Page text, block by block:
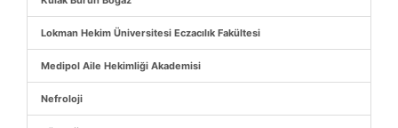
Lokman Hekim Üniversitesi Eczacılık Fakültesi
Medipol Aile Hekimliği Akademisi
Nefroloji